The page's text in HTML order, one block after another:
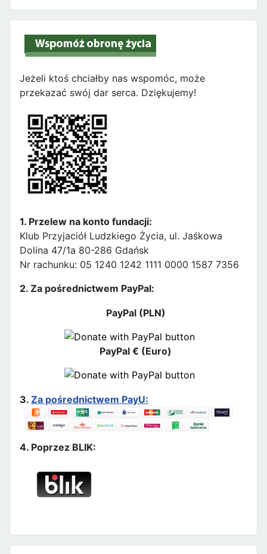
Jeżeli ktoś chciałby nas wspomóc, może
przekazać swój dar serca. Dziękujemy!
1. Przelew na konto fundacji:
Klub Przyjaciół Ludzkiego Życia, ul. Jaśkowa
Dolina 47/1a 80-286 Gdańsk
Nr rachunku: 05 1240 1242 1111 0000 1587 7356
2. Za pośrednictwem PayPal:
PayPal (PLN)
PayPal € (Euro)
3. Za pośrednictwem PayU:
4. Poprzez BLIK: